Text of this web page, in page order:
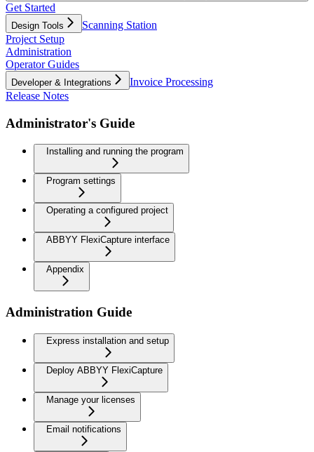
Get Started
Design Tools
Scanning Station
Project Setup
Administration
Operator Guides
Developer & Integrations
Invoice Processing
Release Notes
Administrator's Guide
Installing and running the program
Program settings
Operating a configured project
ABBYY FlexiCapture interface
Appendix
Administration Guide
Express installation and setup
Deploy ABBYY FlexiCapture
Manage your licenses
Email notifications